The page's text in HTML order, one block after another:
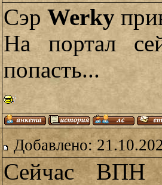
Сэр Werky
На портал
попасть...
Добавлено:
Сейчас ВПН